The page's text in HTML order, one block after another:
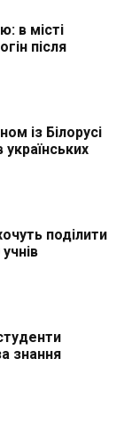
в місті
після
із Білорусі
українських
поділити
знання